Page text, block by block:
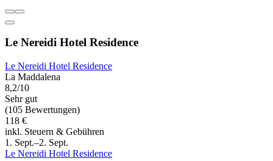
Le Nereidi Hotel Residence
Le Nereidi Hotel Residence
La Maddalena
8,2/10
Sehr gut
(105 Bewertungen)
118 €
inkl. Steuern & Gebühren
1. Sept.–2. Sept.
Le Nereidi Hotel Residence